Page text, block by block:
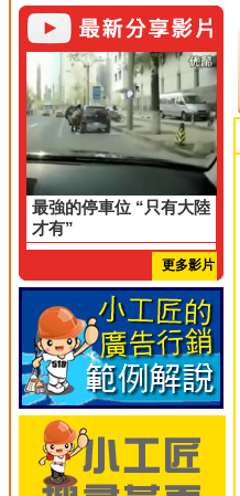
最強的停車位 “只有大陸
才有”
更多影片